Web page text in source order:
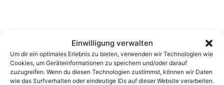
Einwilligung verwalten
Um dir ein optimales Erlebnis zu bieten, verwenden wir Technologien wie
Cookies, um Geräteinformationen zu speichern und/oder darauf
zuzugreifen. Wenn du diesen Technologien zustimmst, können wir Daten
wie das Surfverhalten oder eindeutige IDs auf dieser Website verarbeiten.